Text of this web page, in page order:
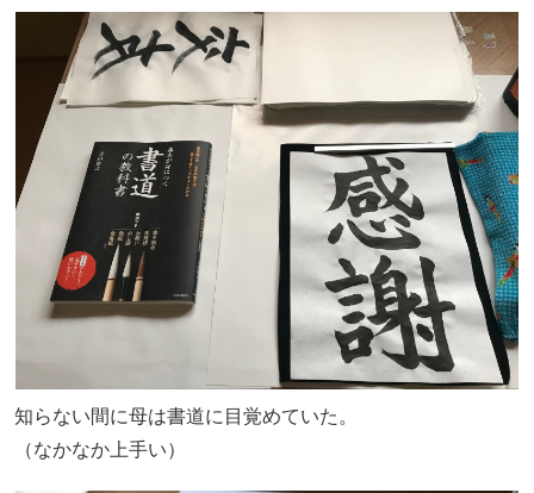
知らない間に母は書道に目覚めていた。
（なかなか上手い）